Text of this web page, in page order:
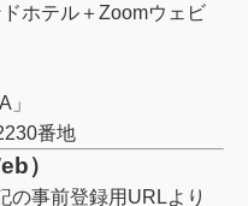
ホテル＋Zoomウェビ
番地
）
の事前登録用URLより